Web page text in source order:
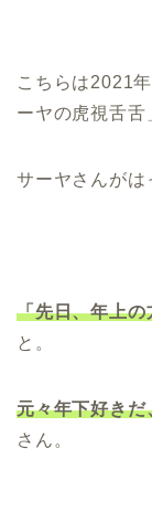
こちらは2021
ーヤの虎視舌舌
サーヤさんがは
「先日、年上の
と。
元々年下好きだ
さん。